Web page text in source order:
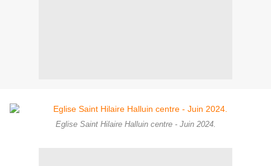
Eglise Saint Hilaire Halluin centre - Juin 2024.